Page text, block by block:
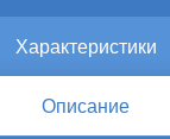
Характеристики
Описание